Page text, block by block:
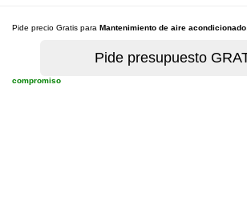
Pide precio Gratis para Mantenimiento de aire acondicionado
compromiso